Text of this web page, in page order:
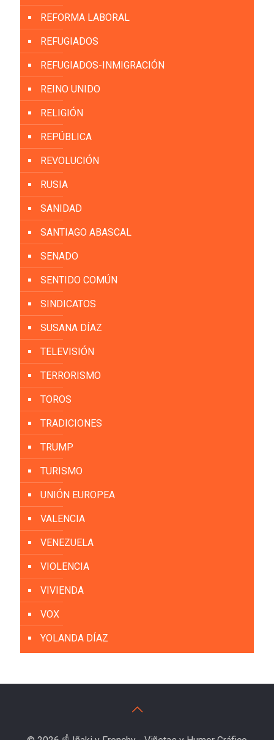
REFORMA LABORAL
REFUGIADOS
REFUGIADOS-INMIGRACIÓN
REINO UNIDO
RELIGIÓN
REPÚBLICA
REVOLUCIÓN
RUSIA
SANIDAD
SANTIAGO ABASCAL
SENADO
SENTIDO COMÚN
SINDICATOS
SUSANA DÍAZ
TELEVISIÓN
TERRORISMO
TOROS
TRADICIONES
TRUMP
TURISMO
UNIÓN EUROPEA
VALENCIA
VENEZUELA
VIOLENCIA
VIVIENDA
VOX
YOLANDA DÍAZ